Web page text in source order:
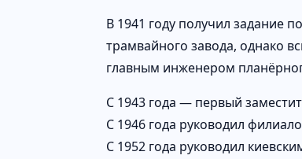
В 1941 году получил задание
трамвайного завода, однако
главным инженером
С 1943 года — первый
C 1946 года руководил
С 1952 года руководил